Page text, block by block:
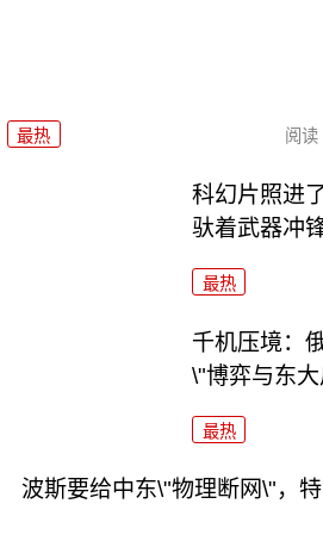
最热 阅读
科幻片照进
驮着武器冲锋
最热
千机压境：
\"博弈与东
最热
波斯要给中东\"物理断网\"，